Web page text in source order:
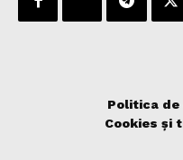
Politica
Cookies și